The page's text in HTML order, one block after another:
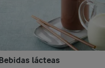
Bebidas lácteas